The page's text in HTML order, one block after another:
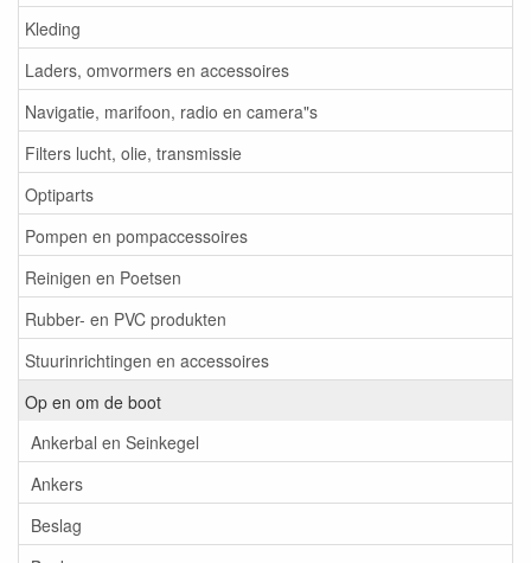
Kleding
Laders, omvormers en accessoires
Navigatie, marifoon, radio en camera"s
Filters lucht, olie, transmissie
Optiparts
Pompen en pompaccessoires
Reinigen en Poetsen
Rubber- en PVC produkten
Stuurinrichtingen en accessoires
Op en om de boot
Ankerbal en Seinkegel
Ankers
Beslag